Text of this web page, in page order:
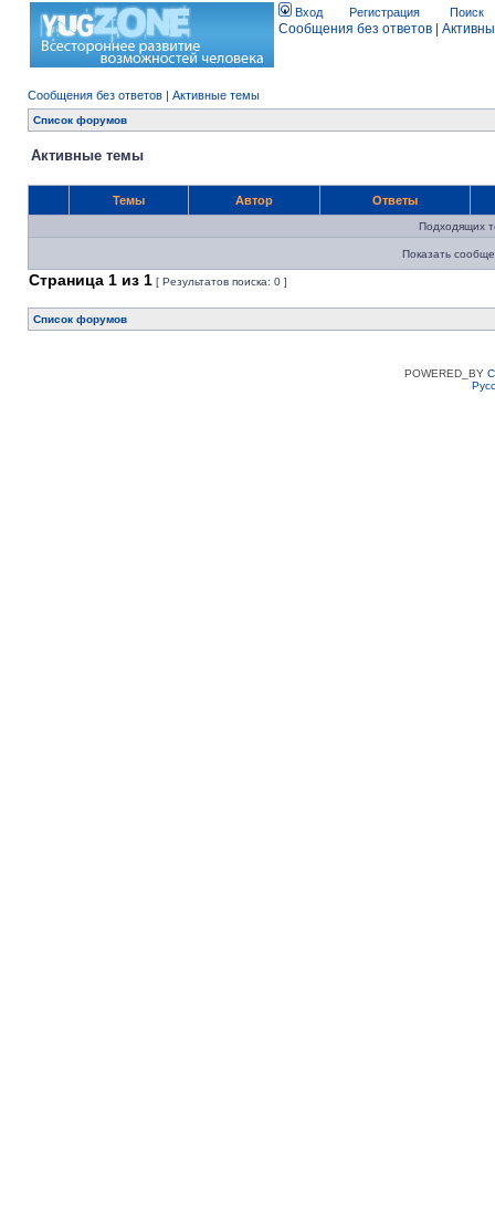
Вход Регистрация Поиск
Сообщения без ответов
Сообщения без ответов | Активные темы
Список форумов
Активные темы
Темы Автор Ответы
Подходящих
Показать
Страница 1 из 1 [ Результатов поиска: 0 ]
Список форумов
POWERED_BY